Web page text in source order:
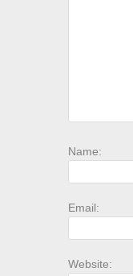
Name:
Email:
Website: